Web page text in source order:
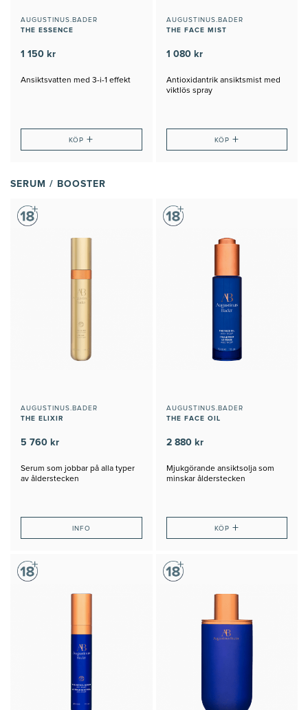
AUGUSTINUS.BADER
THE ESSENCE
1 150 kr
Ansiktsvatten med 3-i-1 effekt
KÖP+
AUGUSTINUS.BADER
THE FACE MIST
1 080 kr
Antioxidantrik ansiktsmist med
viktlös spray
KÖP +
SERUM / BOOSTER
AUGUSTINUS.BADER
THE ELIXIR
5 760 kr
Serum som jobbar på alla typer
av ålderstecken
INFO
AUGUSTINUS.BADER
THE FACE OIL
2 880 kr
Mjukgörande ansiktsolja som
minskar ålderstecken
KÖP +